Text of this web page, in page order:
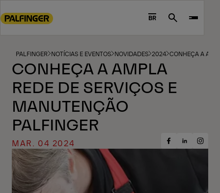
to
footer
content
BR Search
PALFINGER NOTÍCIAS E EVENTOS NOVIDADES 2024 CONHEÇA A
CONHEÇA A AMPLA
REDE DE SERVIÇOS E
MANUTENÇÃO
PALFINGER
MAR. 04 2024
ShareShareShare